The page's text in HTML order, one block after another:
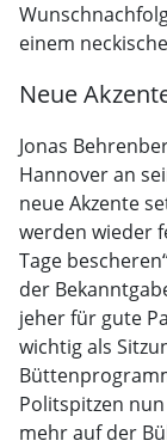
einem
Neue
Jonas
Hannover an
neue Akzente
werden wieder
Tage
der
jeher für gute
wichtig als
Politspitzen
mehr auf der